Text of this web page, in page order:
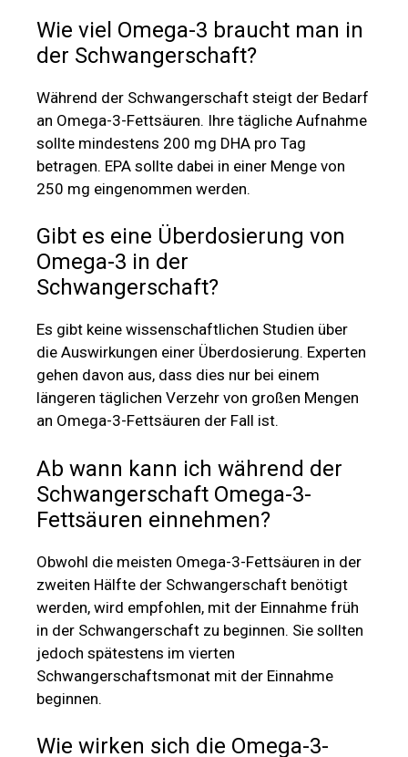
Wie viel Omega-3 braucht man in
der Schwangerschaft?
Während der Schwangerschaft steigt der Bedarf
an Omega-3-Fettsäuren. Ihre tägliche Aufnahme
sollte mindestens 200 mg DHA pro Tag
betragen. EPA sollte dabei in einer Menge von
250 mg eingenommen werden.
Gibt es eine Überdosierung von
Omega-3 in der
Schwangerschaft?
Es gibt keine wissenschaftlichen Studien über
die Auswirkungen einer Überdosierung. Experten
gehen davon aus, dass dies nur bei einem
längeren täglichen Verzehr von großen Mengen
an Omega-3-Fettsäuren der Fall ist.
Ab wann kann ich während der
Schwangerschaft Omega-3-
Fettsäuren einnehmen?
Obwohl die meisten Omega-3-Fettsäuren in der
zweiten Hälfte der Schwangerschaft benötigt
werden, wird empfohlen, mit der Einnahme früh
in der Schwangerschaft zu beginnen. Sie sollten
jedoch spätestens im vierten
Schwangerschaftsmonat mit der Einnahme
beginnen.
Wie wirken sich die Omega-3-